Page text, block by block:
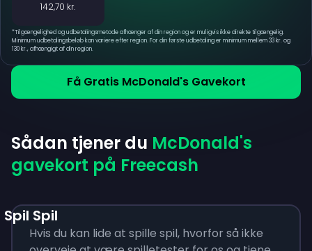
Få Gratis McDonald's Gavekort
142,70 kr.
*Tilgængelighed og udbetalingsmetode afhænger af din region og er muligvis ikke direkte tilgængelig.
Minimum udbetalingsbeløb kan variere efter region. For din første udbetaling er minimum mellem 33 kr. og
130 kr., afhængigt af din region.
Sådan tjener du McDonald's
gavekort på Freecash
Spil Spil
Hvis du kan lide at spille spil, hvorfor så ikke